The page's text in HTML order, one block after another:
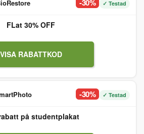
-30% ✓ Testad
FLat 30% OFF
VISA RABATTKOD
-30% ✓ Testad
på studentplakat